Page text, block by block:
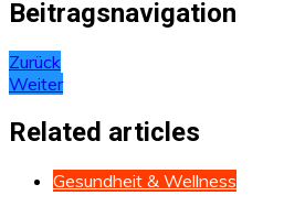
Beitragsnavigation
Zurück
Weiter
Related articles
Gesundheit & Wellness